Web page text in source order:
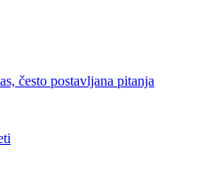
često postavljana pitanja